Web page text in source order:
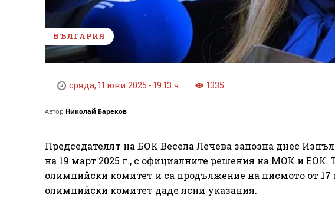
БЪЛГАРИЯ
сряда, 11 юни 2025 - 19:13 ч. 1335
Автор Николай Бареков
Председателят на БОК Весела Лечева запозна днес
на 19 март 2025 г., с официалните решения на МОК и ЕОК.
олимпийски комитет и са продължение на писмото от
олимпийски комитет даде ясни указания.